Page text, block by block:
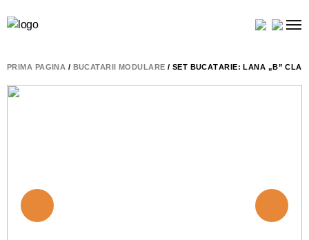
PRIMA PAGINĂ / BUCATARII MODULARE / SET BUCĂTĂRIE: LANA „B”